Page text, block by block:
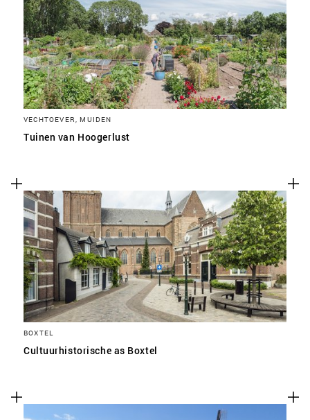
VECHTOEVER, MUIDEN
Tuinen van Hoogerlust
BOXTEL
Cultuurhistorische as Boxtel